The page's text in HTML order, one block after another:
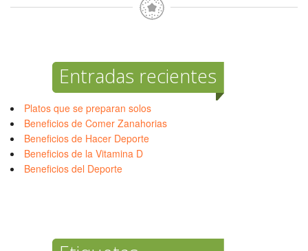
Entradas recientes
Platos que se preparan solos
Beneficios de Comer Zanahorias
Beneficios de Hacer Deporte
Beneficios de la Vitamina D
Beneficios del Deporte